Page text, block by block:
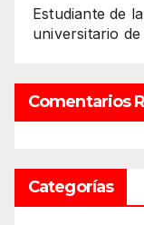
Estudiante de
universitario
Comentarios
Categorías